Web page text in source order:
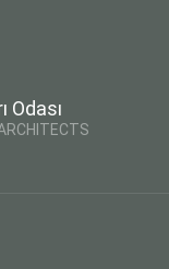
Odası